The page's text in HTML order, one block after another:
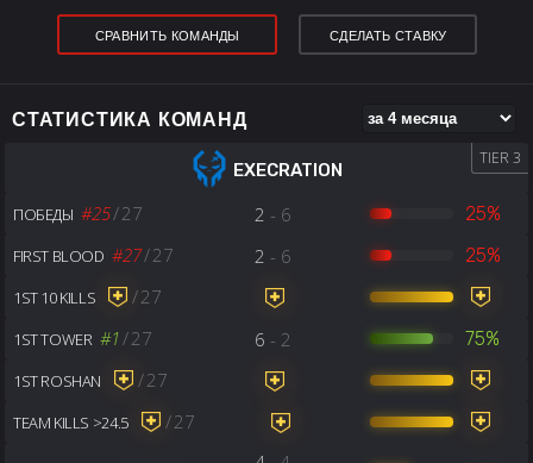
СРАВНИТЬ КОМАНДЫ СДЕЛАТЬ СТАВКУ
СТАТИСТИКА КОМАНД
EXECRATION
TIER 3
ПОБЕДЫ #25/27 2 - 6 25%
FIRST BLOOD #27/27 2 - 6 25%
1ST 10 KILLS /27
1ST TOWER #1 /27 6 - 2 75%
1ST ROSHAN /27
TEAM KILLS >24.5 /27